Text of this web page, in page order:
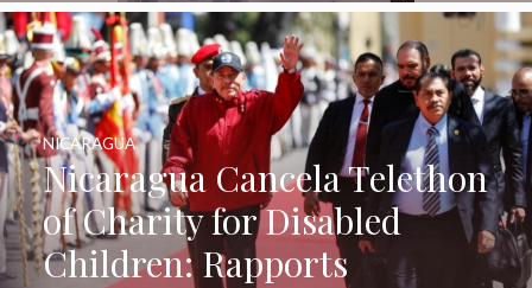
Nicaragua Cancela Telethon
of Charity for Disabled
Children: Rapports
NICARAGUA